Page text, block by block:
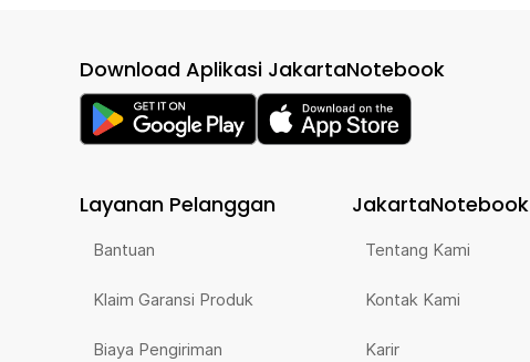
Download Aplikasi JakartaNotebook
Layanan Pelanggan
Bantuan
Klaim Garansi Produk
Biaya Pengiriman
JakartaNotebook
Tentang Kami
Kontak Kami
Karir